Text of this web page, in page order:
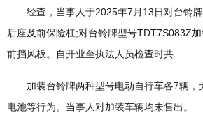
经查，当事人于2025年7月13日对台铃牌
后座及前保险杠;对台铃牌型号TDT7S083Z加
前挡风板。自开业至执法人员检查时共
加装台铃牌两种型号电动自行车各7辆，
电池等行为。当事人对加装车辆均未售出。